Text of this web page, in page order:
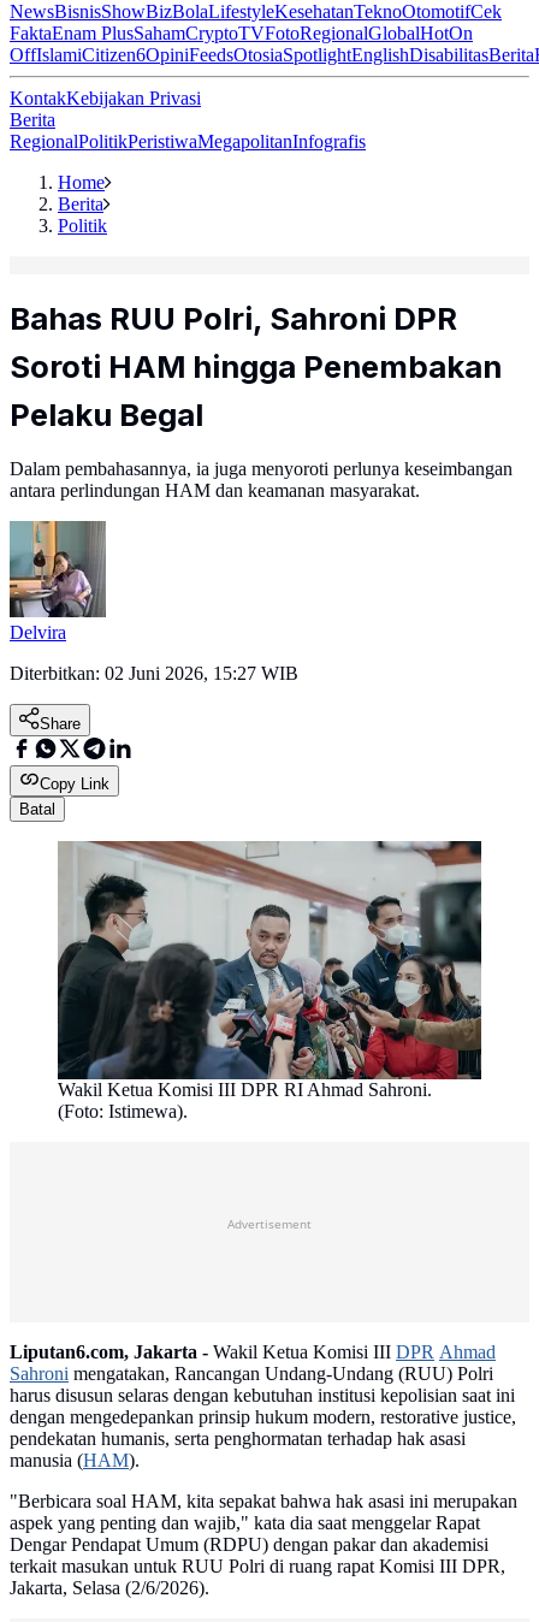
NewsBisnisShowBizBolaLifestyleKesehatanTeknoOtomotifCek
FaktaEnam PlusSahamCryptoTVFotoRegionalGlobalHotOn
OffIslamiCitizen6OpiniFeedsOtosiaSpotlightEnglishDisabilitasBerita
KontakKebijakan Privasi
Berita
RegionalPolitikPeristiwaMegapolitanInfografis
Home
Berita
Politik
Bahas RUU Polri, Sahroni DPR
Soroti HAM hingga Penembakan
Pelaku Begal
Dalam pembahasannya, ia juga menyoroti perlunya keseimbangan
antara perlindungan HAM dan keamanan masyarakat.
Delvira
Diterbitkan: 02 Juni 2026, 15:27 WIB
Share
Copy Link
Batal
Wakil Ketua Komisi III DPR RI Ahmad Sahroni.
(Foto: Istimewa).
Advertisement
Liputan6.com, Jakarta - Wakil Ketua Komisi III DPR Ahmad
Sahroni mengatakan, Rancangan Undang-Undang (RUU) Polri
harus disusun selaras dengan kebutuhan institusi kepolisian saat ini
dengan mengedepankan prinsip hukum modern, restorative justice,
pendekatan humanis, serta penghormatan terhadap hak asasi
manusia (HAM).
"Berbicara soal HAM, kita sepakat bahwa hak asasi ini merupakan
aspek yang penting dan wajib," kata dia saat menggelar Rapat
Dengar Pendapat Umum (RDPU) dengan pakar dan akademisi
terkait masukan untuk RUU Polri di ruang rapat Komisi III DPR,
Jakarta, Selasa (2/6/2026).